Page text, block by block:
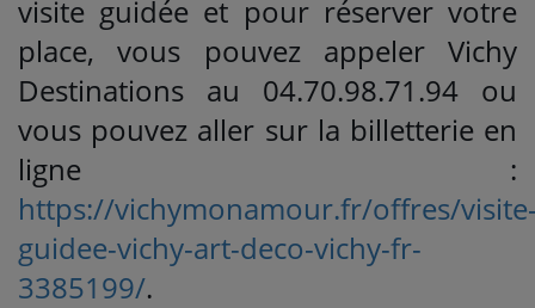
visite guidée et pour réserver votre
place, vous pouvez appeler Vichy
Destinations au 04.70.98.71.94 ou
vous pouvez aller sur la billetterie en
ligne :
https://vichymonamour.fr/offres/
guidee-vichy-art-deco-vichy-fr-
3385199/.